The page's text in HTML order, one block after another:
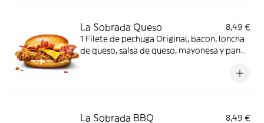
La Sobrada Queso
8,49 €
1 Filete de pechuga Original, bacon, loncha
de queso, salsa de queso, mayonesa y pan
La Sobrada BBQ
8,49 €